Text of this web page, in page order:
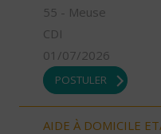
55 - Meuse
CDI
01/07/2026
POSTULER
AIDE À DOMICILE